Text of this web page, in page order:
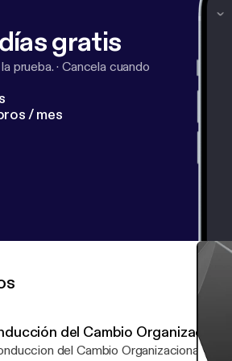
gratis
prueba. ·Cancela cuando
/ mes
del Cambio Organizacional
del Cambio Organizacional Episodio 003 - Introduccion al Taller